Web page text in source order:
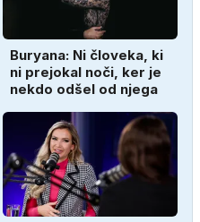
Buryana: Ni človeka, ki
ni prejokal noči, ker je
nekdo odšel od njega